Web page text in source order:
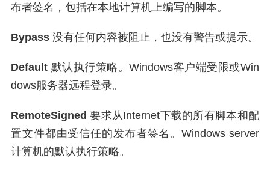
布者签名，包括在本地计算机上编写的脚本。
Bypass 没有任何内容被阻止，也没有警告或提示。
Default 默认执行策略。Windows客户端受限或Win
dows服务器远程登录。
RemoteSigned要求从Internet下载的所有脚本和配
置文件都由受信任的发布者签名。Windows server
计算机的默认执行策略。